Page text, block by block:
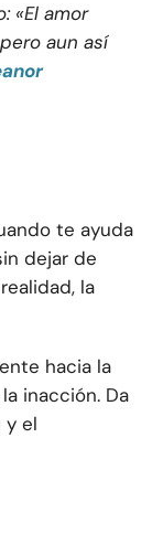
«El amor
aun así
te ayuda
dejar de
la
hacia la
inacción. Da
y el